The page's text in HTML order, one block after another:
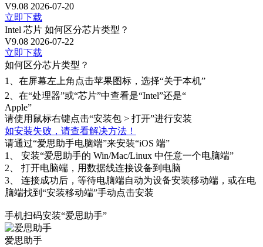
V9.08 2026-07-20
立即下载
Intel 芯片 如何区分芯片类型？
V9.08 2026-07-22
立即下载
如何区分芯片类型？
1、 在屏幕左上角点击苹果图标，选择“关于本机”
2、 在“处理器”或“芯片”中查看是“Intel”还是“
Apple”
请使用鼠标右键点击“安装包 > 打开”进行安装
如安装失败，请查看解决方法！
请通过“爱思助手电脑端”来安装“iOS 端”
1、
安装“爱思助手的 Win/Mac/Linux 中任意一个电脑端”
2、
打开电脑端，用数据线连接设备到电脑
3、
连接成功后，等待电脑端自动为设备安装移动端，或在电
脑端找到“安装移动端”手动点击安装
手机扫码安装“爱思助手”
爱思助手